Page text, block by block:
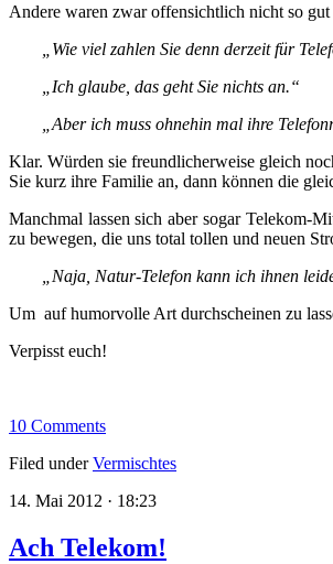
Andere waren zwar offensichtlich nicht so
„Wie viel zahlen Sie denn derzeit für
„Ich glaube, das geht Sie nichts an.“
„Aber ich muss ohnehin mal ihre
Klar. Würden sie freundlicherweise gleich
Sie kurz ihre Familie an, dann können die
Manchmal lassen sich aber sogar Telekom-
zu bewegen, die uns total tollen und neuen
„Naja, Natur-Telefon kann ich ihnen
Um auf humorvolle Art durchscheinen zu
Verpisst euch!
10 Comments
Filed underVermischtes
14. Mai 2012 · 18:23
Ach Telekom!